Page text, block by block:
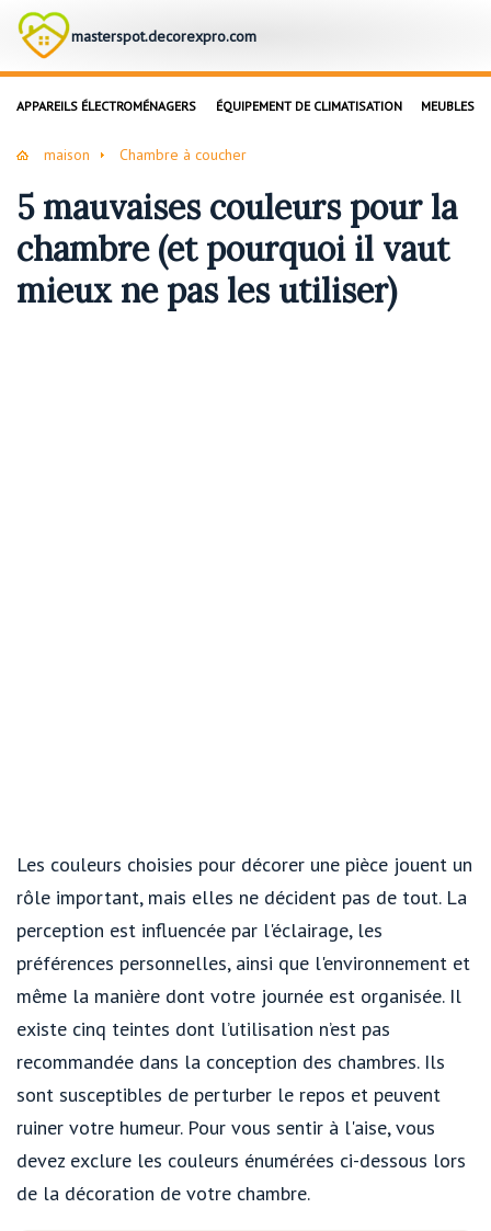
masterspot.decorexpro.com
APPAREILS ÉLECTROMÉNAGERS ÉQUIPEMENT DE CLIMATISATION MEUBLES
maison Chambre à coucher
5 mauvaises couleurs pour la
chambre (et pourquoi il vaut
mieux ne pas les utiliser)
Les couleurs choisies pour décorer une pièce jouent un
rôle important, mais elles ne décident pas de tout. La
perception est influencée par l'éclairage, les
préférences personnelles, ainsi que l'environnement et
même la manière dont votre journée est organisée. Il
existe cinq teintes dont l’utilisation n’est pas
recommandée dans la conception des chambres. Ils
sont susceptibles de perturber le repos et peuvent
ruiner votre humeur. Pour vous sentir à l'aise, vous
devez exclure les couleurs énumérées ci-dessous lors
de la décoration de votre chambre.